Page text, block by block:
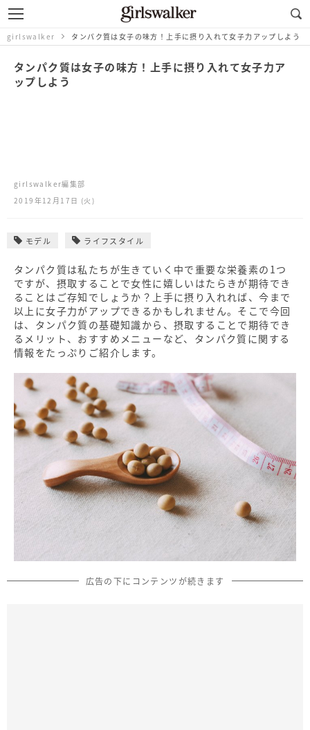
girlswalker タンパク質は女子の味方！上手に摂り入れて女子力アップしよう
タンパク質は女子の味方！上手に摂り入れて女子力ア
ップしよう
girlswalker編集部
2019年12月17日 (火)
モデル ライフスタイル
タンパク質は私たちが生きていく中で重要な栄養素の1つ
ですが、摂取することで女性に嬉しいはたらきが期待でき
ることはご存知でしょうか？上手に摂り入れれば、今まで
以上に女子力がアップできるかもしれません。そこで今回
は、タンパク質の基礎知識から、摂取することで期待でき
るメリット、おすすめメニューなど、タンパク質に関する
情報をたっぷりご紹介します。
広告の下にコンテンツが続きます